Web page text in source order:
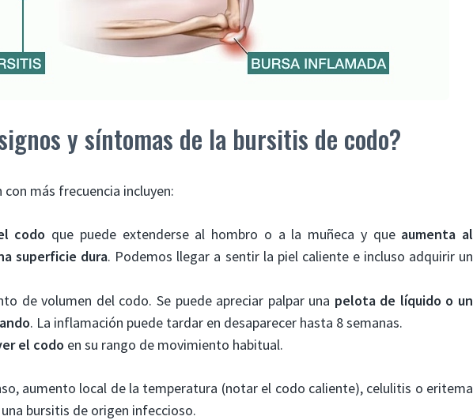
y síntomas de la bursitis de codo?
más frecuencia incluyen:
codo que puede extenderse al hombro o a la muñeca y que aumenta al
superficie dura. Podemos llegar a sentir la piel caliente e incluso adquirir un
de volumen del codo. Se puede apreciar palpar una pelota de líquido o un
. La inflamación puede tardar en desaparecer hasta 8 semanas.
el codo en su rango de movimiento habitual.
aumento local de la temperatura (notar el codo caliente), celulitis o eritema
bursitis de origen infeccioso.